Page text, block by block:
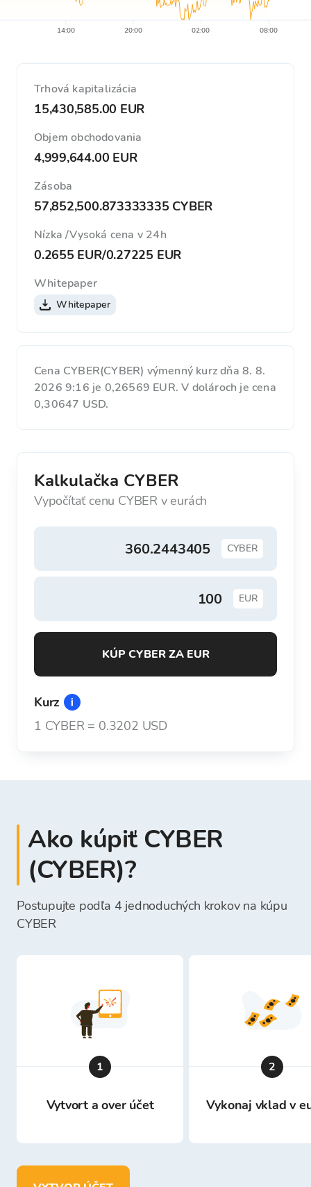
14:00 20:00 02:00 08:00
Trhová kapitalizácia
15,430,585.00 EUR
Objem obchodovania
4,999,644.00 EUR
Zásoba
57,852,500.873333335 CYBER
Nízka /Vysoká cena v 24h
0.2655 EUR/0.27225 EUR
Whitepaper
Whitepaper
Cena CYBER(CYBER) výmenný kurz dňa 8. 8.
2026 9:16 je 0,26569 EUR. V dolároch je cena
0,30647 USD.
Kalkulačka CYBER
Vypočítať cenu CYBER v eurách
CYBER
EUR
KÚP CYBER ZA EUR
Kurz
1 CYBER = 0.3202 USD
Ako kúpiť CYBER
(CYBER)?
Postupujte podľa 4 jednoduchých krokov na kúpu
CYBER
1
Vytvort a over účet
2
Vykonaj vklad v